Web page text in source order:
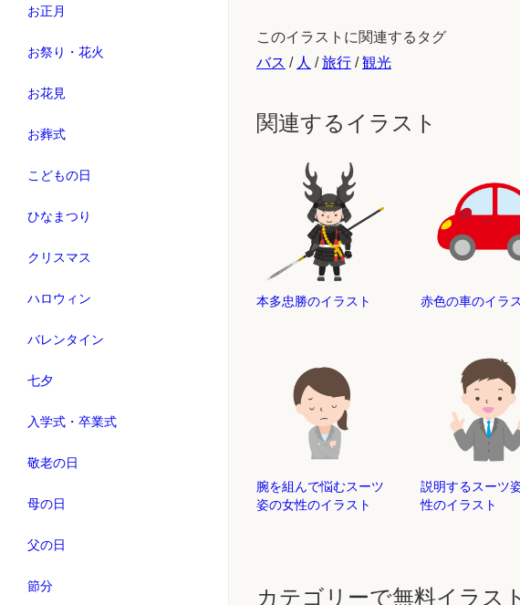
お正月
お祭り・花火
お花見
お葬式
こどもの日
ひなまつり
クリスマス
ハロウィン
バレンタイン
七夕
入学式・卒業式
敬老の日
母の日
父の日
節分
このイラストに関連するタグ
バス / 人 /旅行 /観光
関連するイラスト
本多忠勝のイラスト 赤色の車のイラ
腕を組んで悩むスーツ
姿の女性のイラスト
説明するスーツ
性のイラスト
カテゴリーで無料イラス